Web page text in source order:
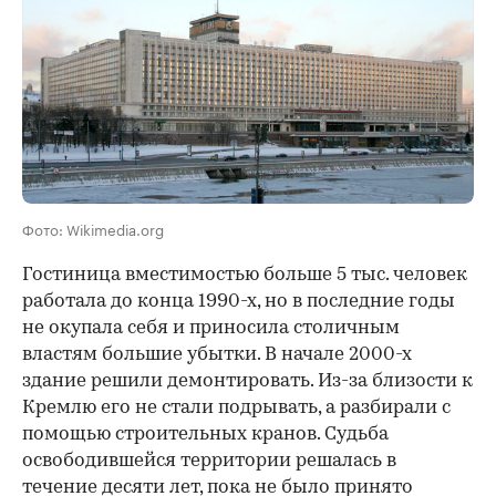
Фото: Wikimedia.org
Гостиница вместимостью больше 5 тыс. человек
работала до конца 1990-х, но в последние годы
не окупала себя и приносила столичным
властям большие убытки. В начале 2000-х
здание решили демонтировать. Из-за близости к
Кремлю его не стали подрывать, а разбирали с
помощью строительных кранов. Судьба
освободившейся территории решалась в
течение десяти лет, пока не было принято